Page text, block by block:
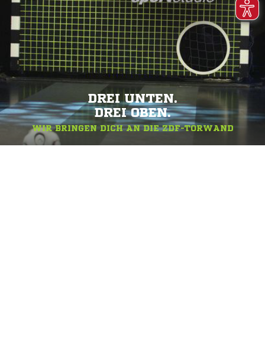
DREI UNTEN.
DREI OBEN.
WIR BRINGEN DICH AN DIE ZDF-TORWAND